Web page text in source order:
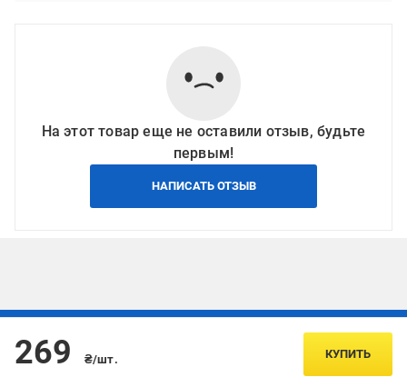
На этот товар еще не оставили отзыв, будьте
первым!
НАПИСАТЬ ОТЗЫВ
269 ₴/шт. КУПИТЬ
Подписывайтесь, чтобы узнавать первым об акцияx и